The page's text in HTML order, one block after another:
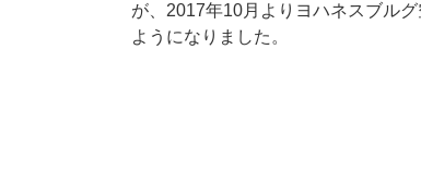
が、2017年10月よりヨハネスブル
ようになりました。